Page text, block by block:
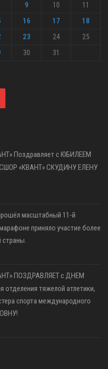
9 10
11
16 17
18
23 24
25
30
31
Поздравляет с ЮБИЛЕЕМ
«КВАНТ» СКУДИНУ ЕЛЕНУ
масштабный 11-й
приняло участие более
страны.
ПОЗДРАВЛЯЕТ с ДНЕМ
тяжелой атлетики,
спорта международного